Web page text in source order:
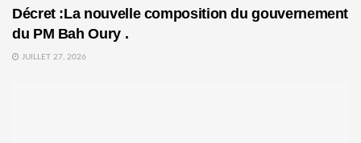
Décret :La nouvelle composition du gouvernement
du PM Bah Oury .
JUILLET 27, 2026